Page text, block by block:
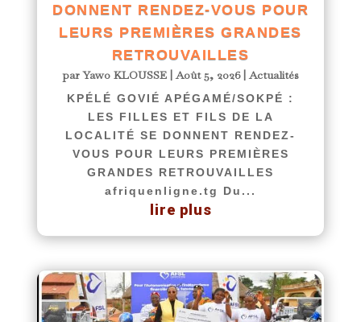
DONNENT RENDEZ-VOUS POUR
LEURS PREMIÈRES GRANDES
RETROUVAILLES
parYawo KLOUSSE|Août 5, 2026|Actualités
KPÉLÉ GOVIÉ APÉGAMÉ/SOKPÉ :
LES FILLES ET FILS DE LA
LOCALITÉ SE DONNENT RENDEZ-
VOUS POUR LEURS PREMIÈRES
GRANDES RETROUVAILLES
afriquenligne.tg Du...
lire plus